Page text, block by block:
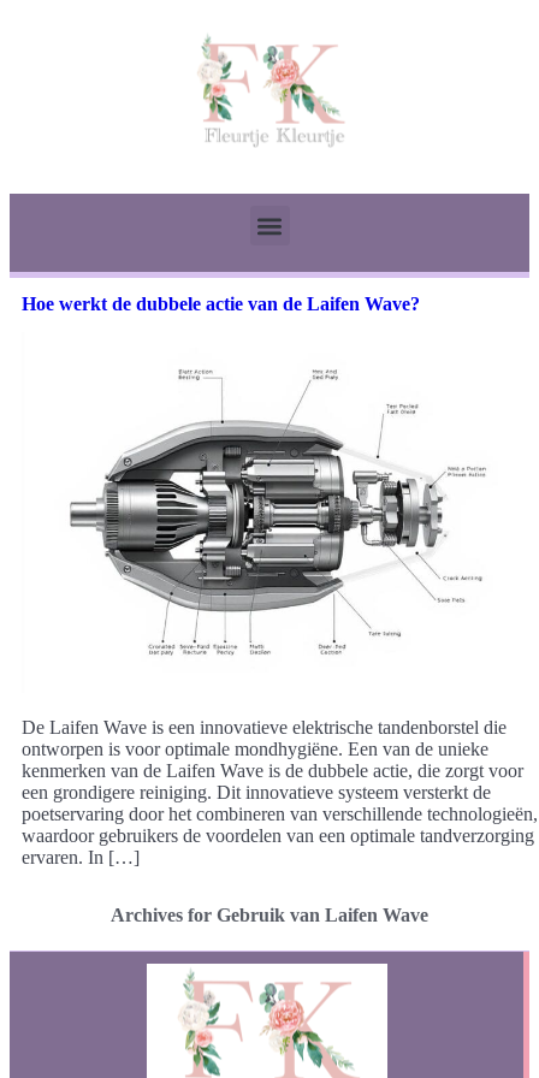
Hoe werkt de dubbele actie van de Laifen Wave?
De Laifen Wave is een innovatieve elektrische tandenborstel die
ontworpen is voor optimale mondhygiëne. Een van de unieke
kenmerken van de Laifen Wave is de dubbele actie, die zorgt voor
een grondigere reiniging. Dit innovatieve systeem versterkt de
poetservaring door het combineren van verschillende technologieën,
waardoor gebruikers de voordelen van een optimale tandverzorging
ervaren. In […]
Archives for Gebruik van Laifen Wave